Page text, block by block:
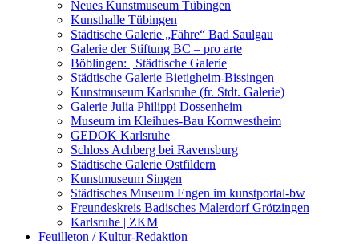
Kunstwettbewerbe, Ausschreibungen für Künstler
Neues Kunstmuseum Tübingen
Kunsthalle Tübingen
Städtische Galerie „Fähre“ Bad Saulgau
Galerie der Stiftung BC – pro arte
Böblingen: | Städtische Galerie
Städtische Galerie Bietigheim-Bissingen
Kunstmuseum Karlsruhe (fr. Stdt. Galerie)
Galerie Julia Philippi Dossenheim
Museum im Kleihues-Bau Kornwestheim
GEDOK Karlsruhe
Schloss Achberg bei Ravensburg
Städtische Galerie Ostfildern
Kunstmuseum Singen
Städtisches Museum Engen im kunstportal-bw
Freundeskreis Badisches Malerdorf Grötzingen
Karlsruhe | ZKM
Feuilleton / Kultur-Redaktion